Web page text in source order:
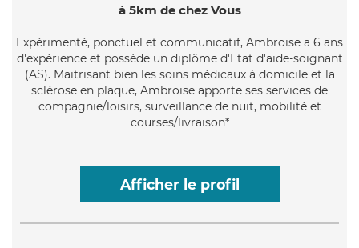
à 5km de chez Vous
Expérimenté, ponctuel et communicatif, Ambroise a 6 ans
d'expérience et possède un diplôme d'Etat d'aide-soignant
(AS). Maitrisant bien les soins médicaux à domicile et la
sclérose en plaque, Ambroise apporte ses services de
compagnie/loisirs, surveillance de nuit, mobilité et
courses/livraison*
Afficher le profil